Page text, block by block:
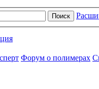
Поиск
Форум о полимерах